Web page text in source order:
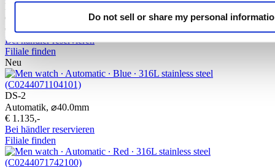
Do not sell or share my personal
DS-2 Lady
Quarz,
€ 490,-
Bei händler reservieren
Filiale finden
Neu
DS-2
Automatik, ⌀40.0mm
€ 1.135,-
Bei händler reservieren
Filiale finden